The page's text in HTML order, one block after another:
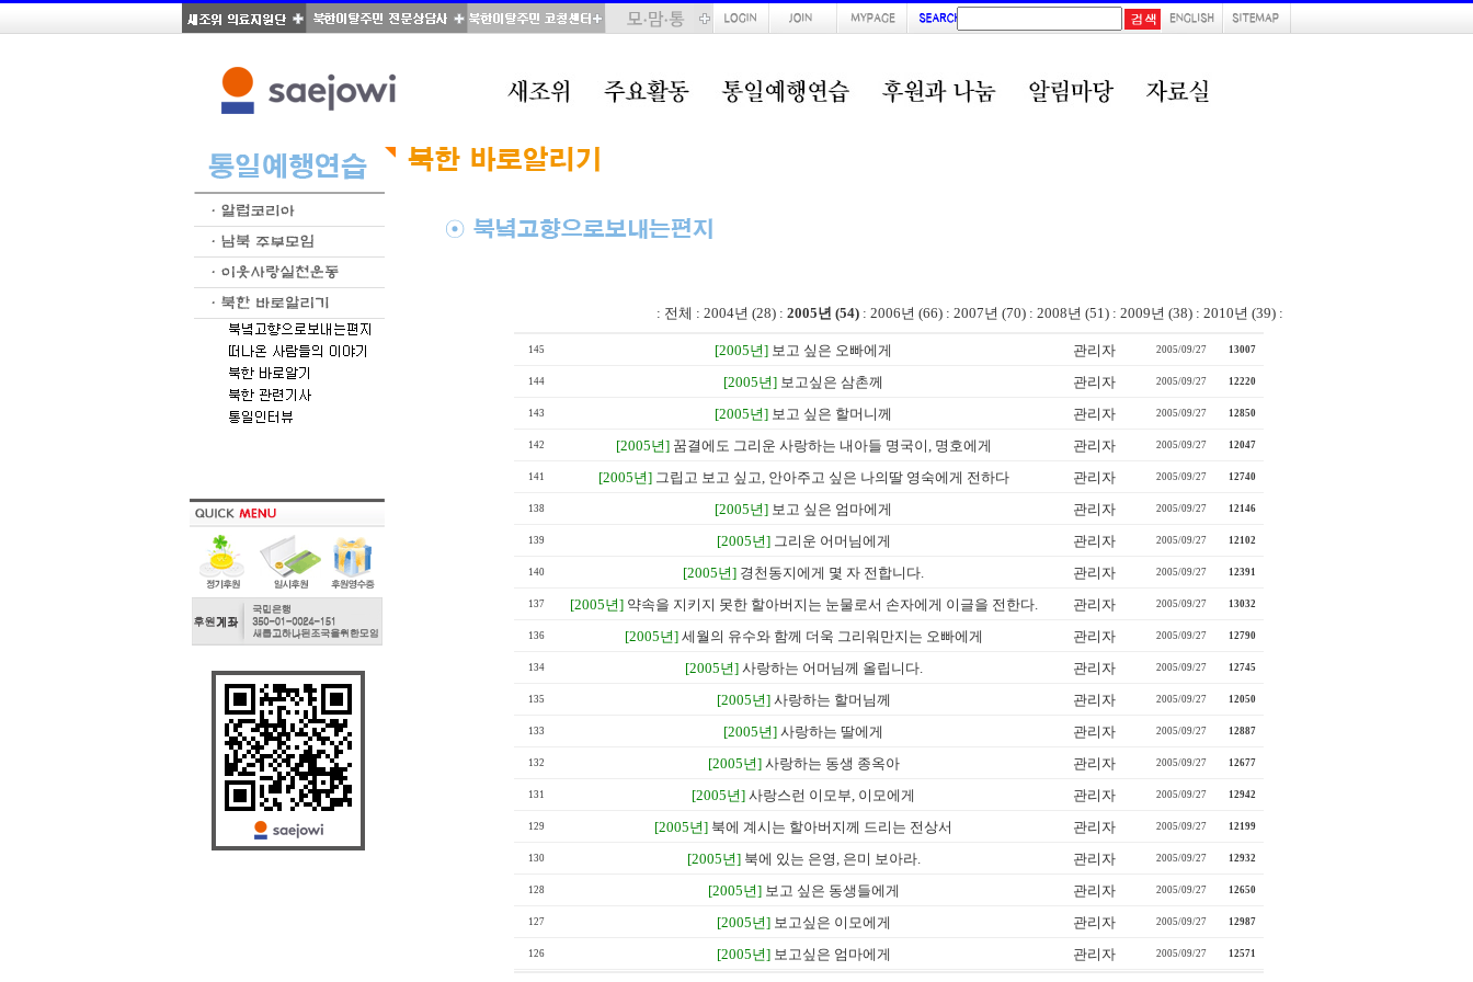
: 전체 : 2004년 (28) : 2005년 (54) : 2006년 (66) : 2007년 (70) : 2008년 (51) : 2009년 (38) : 2010년 (39) :
145 [2005년] 보고 싶은 오빠에게 관리자 2005/09/27 13007
144 [2005년] 보고싶은 삼촌께 관리자 2005/09/27 12220
143 [2005년] 보고 싶은 할머니께 관리자 2005/09/27 12850
142 [2005년] 꿈결에도 그리운 사랑하는 내아들 명국이, 명호에게 관리자 2005/09/27 12047
141 [2005년] 그립고 보고 싶고, 안아주고 싶은 나의딸 영숙에게 전하다 관리자 2005/09/27 12740
138 [2005년] 보고 싶은 엄마에게 관리자 2005/09/27 12146
139 [2005년] 그리운 어머님에게 관리자 2005/09/27 12102
140 [2005년] 경천동지에게 몇 자 전합니다. 관리자 2005/09/27 12391
137 [2005년] 약속을 지키지 못한 할아버지는 눈물로서 손자에게 이글을 전한다. 관리자 2005/09/27 13032
136 [2005년] 세월의 유수와 함께 더욱 그리워만지는 오빠에게 관리자 2005/09/27 12790
134 [2005년] 사랑하는 어머님께 올립니다. 관리자 2005/09/27 12745
135 [2005년] 사랑하는 할머님께 관리자 2005/09/27 12050
133 [2005년] 사랑하는 딸에게 관리자 2005/09/27 12887
132 [2005년] 사랑하는 동생 종옥아 관리자 2005/09/27 12677
131 [2005년] 사랑스런 이모부, 이모에게 관리자 2005/09/27 12942
129 [2005년] 북에 계시는 할아버지께 드리는 전상서 관리자 2005/09/27 12199
130 [2005년] 북에 있는 은영, 은미 보아라. 관리자 2005/09/27 12932
128 [2005년] 보고 싶은 동생들에게 관리자 2005/09/27 12650
127 [2005년] 보고싶은 이모에게 관리자 2005/09/27 12987
126 [2005년] 보고싶은 엄마에게 관리자 2005/09/27 12571